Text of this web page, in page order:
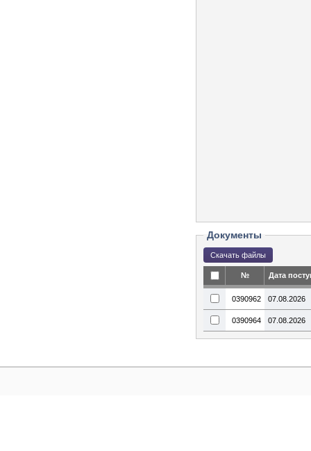
Документы
№ Дата
0390962 07.08.2026
0390964 07.08.2026